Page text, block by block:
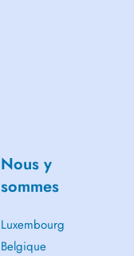
Nous y
sommes
Luxembourg
Belgique